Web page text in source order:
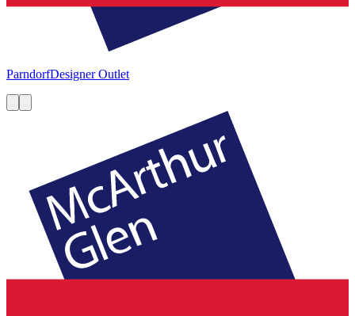
ParndorfDesigner Outlet